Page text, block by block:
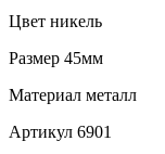
Цвет никель
Размер 45мм
Материал металл
Артикул 6901